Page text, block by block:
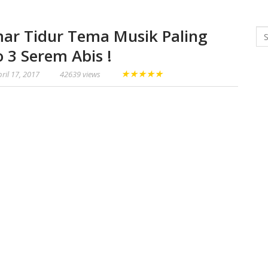
Tidur Tema Musik Paling
Serem Abis !
17, 2017 42639 views ★★★★★